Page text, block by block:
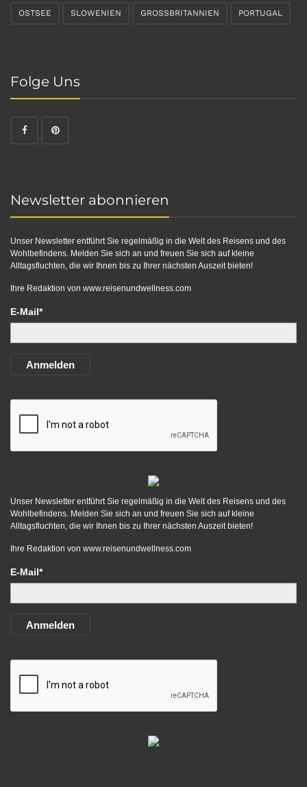
OSTSEE SLOWENIEN GROSSBRITANNIEN PORTUGAL
Folge Uns
Newsletter abonnieren
Unser Newsletter entführt Sie regelmäßig in die Welt des Reisens und des
Wohlbefindens. Melden Sie sich an und freuen Sie sich auf kleine
Alltagsfluchten, die wir Ihnen bis zu Ihrer nächsten Auszeit bieten!
Ihre Redaktion von www.reisenundwellness.com
E-Mail*
Anmelden
Unser Newsletter entführt Sie regelmäßig in die Welt des Reisens und des
Wohlbefindens. Melden Sie sich an und freuen Sie sich auf kleine
Alltagsfluchten, die wir Ihnen bis zu Ihrer nächsten Auszeit bieten!
Ihre Redaktion von www.reisenundwellness.com
E-Mail*
Anmelden